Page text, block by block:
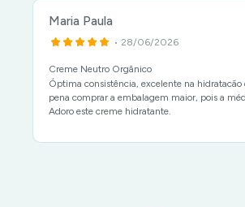
Maria Paula
• 28/06/2026
Creme Neutro Orgânico
Óptima consistência, excelente na hidratacão
pena comprar a embalagem maior, pois a
Adoro este creme hidratante.